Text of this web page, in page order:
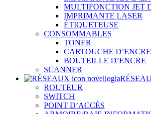
MULTIFONCTION JET
IMPRIMANTE LASER
ÉTIQUETEUSE
CONSOMMABLES
TONER
CARTOUCHE D’ENCRE
BOUTEILLE D’ENCRE
SCANNER
ROUTEUR
SWITCH
POINT D’ACCÈS